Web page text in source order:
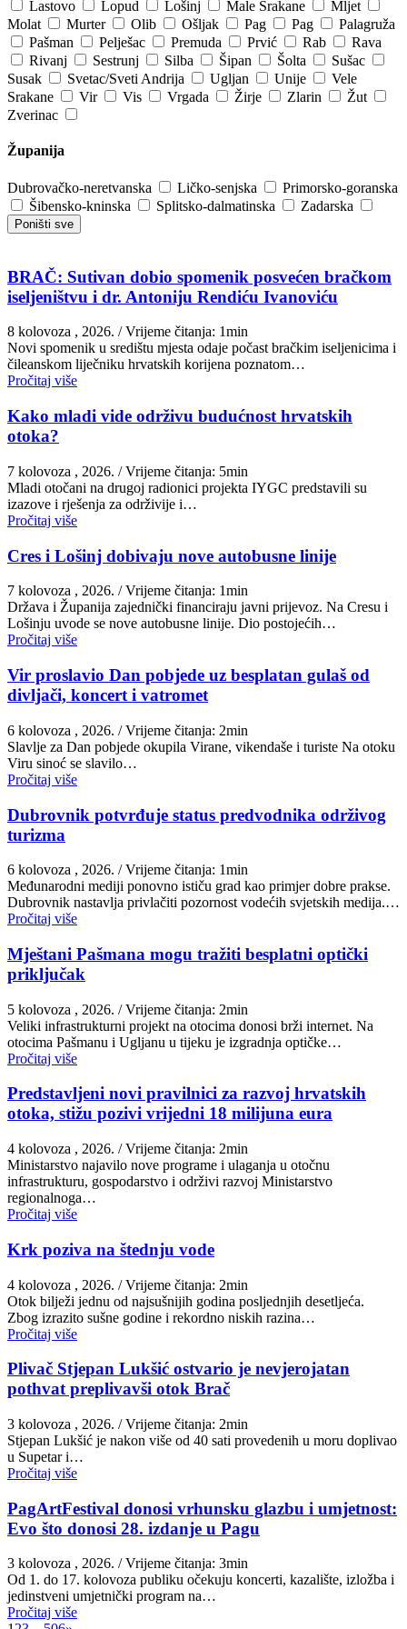
Lastovo Lopud Lošinj Male Srakane
Mljet
Molat
Murter Olib Ošljak Pag Pag
Palagruža
Pašman
Pelješac Premuda Prvić Rab
Rava
Rivanj
Sestrunj Silba Šipan Šolta
Sušac
Susak
Svetac/Sveti Andrija Ugljan Unije
Vele
Srakane
Vir Vis Vrgada Žirje Zlarin
Žut
Zverinac
Županija
Dubrovačko-neretvanska Ličko-senjska
Primorsko-goranska
Šibensko-kninska
Splitsko-dalmatinska Zadarska
Poništi sve
BRAČ: Sutivan dobio spomenik posvećen bračkom
iseljeništvu i dr. Antoniju Rendiću Ivanoviću
8 kolovoza , 2026. / Vrijeme čitanja: 1min
Novi spomenik u središtu mjesta odaje počast bračkim iseljenicima i
čileanskom liječniku hrvatskih korijena poznatom…
Pročitaj više
Kako mladi vide održivu budućnost hrvatskih
otoka?
7 kolovoza , 2026. / Vrijeme čitanja: 5min
Mladi otočani na drugoj radionici projekta IYGC predstavili su
izazove i rješenja za održivije i…
Pročitaj više
Cres i Lošinj dobivaju nove autobusne linije
7 kolovoza , 2026. / Vrijeme čitanja: 1min
Država i Županija zajednički financiraju javni prijevoz. Na Cresu i
Lošinju uvode se nove autobusne linije. Dio postojećih…
Pročitaj više
Vir proslavio Dan pobjede uz besplatan gulaš od
divljači, koncert i vatromet
6 kolovoza , 2026. / Vrijeme čitanja: 2min
Slavlje za Dan pobjede okupila Virane, vikendaše i turiste Na otoku
Viru sinoć se slavilo…
Pročitaj više
Dubrovnik potvrđuje status predvodnika održivog
turizma
6 kolovoza , 2026. / Vrijeme čitanja: 1min
Međunarodni mediji ponovno ističu grad kao primjer dobre prakse.
Dubrovnik nastavlja privlačiti pozornost vodećih svjetskih medija.…
Pročitaj više
Mještani Pašmana mogu tražiti besplatni optički
priključak
5 kolovoza , 2026. / Vrijeme čitanja: 2min
Veliki infrastrukturni projekt na otocima donosi brži internet. Na
otocima Pašmanu i Ugljanu u tijeku je izgradnja optičke…
Pročitaj više
Predstavljeni novi pravilnici za razvoj hrvatskih
otoka, stižu pozivi vrijedni 18 milijuna eura
4 kolovoza , 2026. / Vrijeme čitanja: 2min
Ministarstvo najavilo nove programe i ulaganja u otočnu
infrastrukturu, gospodarstvo i održivi razvoj Ministarstvo
regionalnoga…
Pročitaj više
Krk poziva na štednju vode
4 kolovoza , 2026. / Vrijeme čitanja: 2min
Otok bilježi jednu od najsušnijih godina posljednjih desetljeća.
Zbog izrazito sušne godine i rekordno niskih razina…
Pročitaj više
Plivač Stjepan Lukšić ostvario je nevjerojatan
pothvat preplivavši otok Brač
3 kolovoza , 2026. / Vrijeme čitanja: 2min
St​jepan Lukšić je nakon više od 40 sati provedenih u moru doplivao
u Supetar i…
Pročitaj više
PagArtFestival donosi vrhunsku glazbu i umjetnost:
Evo što donosi 28. izdanje u Pagu
3 kolovoza , 2026. / Vrijeme čitanja: 3min
Od 1. do 17. kolovoza publiku očekuju koncerti, kazalište, izložba i
jedinstveni umjetnički program na…
Pročitaj više